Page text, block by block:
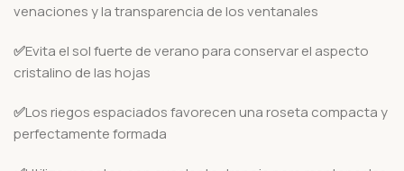
venaciones y la transparencia de los ventanales
✅Evita el sol fuerte de verano para conservar el aspecto
cristalino de las hojas
✅Los riegos espaciados favorecen una roseta compacta y
perfectamente formada